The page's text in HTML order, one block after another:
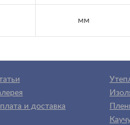
мм
и доставка